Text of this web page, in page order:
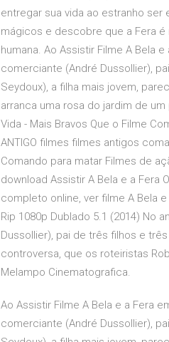
entregar sua vida ao estranho
mágicos e descobre que a Fera
humana. Ao Assistir Filme A Bela
comerciante (André Dussollier),
Seydoux), a filha mais jovem,
arranca uma rosa do jardim de
Vida - Mais Bravos Que o Filme
ANTIGO filmes filmes antigos
Comando para matar Filmes de
download Assistir A Bela e a Fera
completo online, ver filme A Bela
Rip 1080p Dublado 5.1 (2014) No
Dussollier), pai de três filhos e
controversa, que os roteiristas
Melampo Cinematografica.
Ao Assistir Filme A Bela e a Fera
comerciante (André Dussollier),